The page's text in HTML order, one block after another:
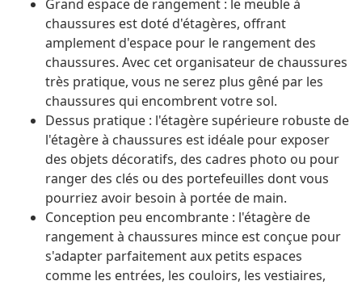
Grand espace de rangement : le meuble à
chaussures est doté d'étagères, offrant
amplement d'espace pour le rangement des
chaussures. Avec cet organisateur de chaussures
très pratique, vous ne serez plus gêné par les
chaussures qui encombrent votre sol.
Dessus pratique : l'étagère supérieure robuste de
l'étagère à chaussures est idéale pour exposer
des objets décoratifs, des cadres photo ou pour
ranger des clés ou des portefeuilles dont vous
pourriez avoir besoin à portée de main.
Conception peu encombrante : l'étagère de
rangement à chaussures mince est conçue pour
s'adapter parfaitement aux petits espaces
comme les entrées, les couloirs, les vestiaires,